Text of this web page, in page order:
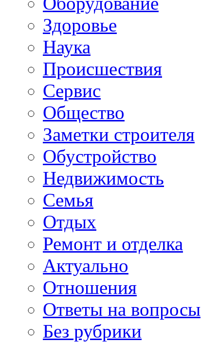
Здоровье
Наука
Происшествия
Сервис
Общество
Заметки строителя
Обустройство
Недвижимость
Семья
Отдых
Ремонт и отделка
Актуально
Отношения
Ответы на вопросы
Без рубрики